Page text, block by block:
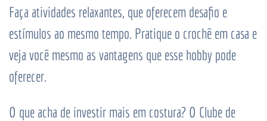
Faça atividades relaxantes, que oferecem desafio e
estímulos ao mesmo tempo. Pratique o crochê em casa e
veja você mesmo as vantagens que esse hobby pode
oferecer.
O que acha de investir mais em costura? O Clube de